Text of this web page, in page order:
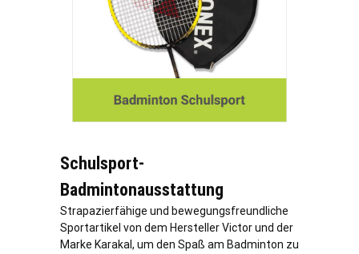
Schulsport-
Badmintonausstattung
Strapazierfähige und bewegungsfreundliche
Sportartikel von dem Hersteller Victor und der
Marke Karakal, um den Spaß am Badminton zu